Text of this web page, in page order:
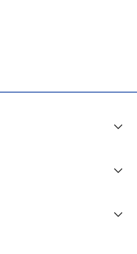
keyboard_arrow_down
keyboard_arrow_down
keyboard_arrow_down